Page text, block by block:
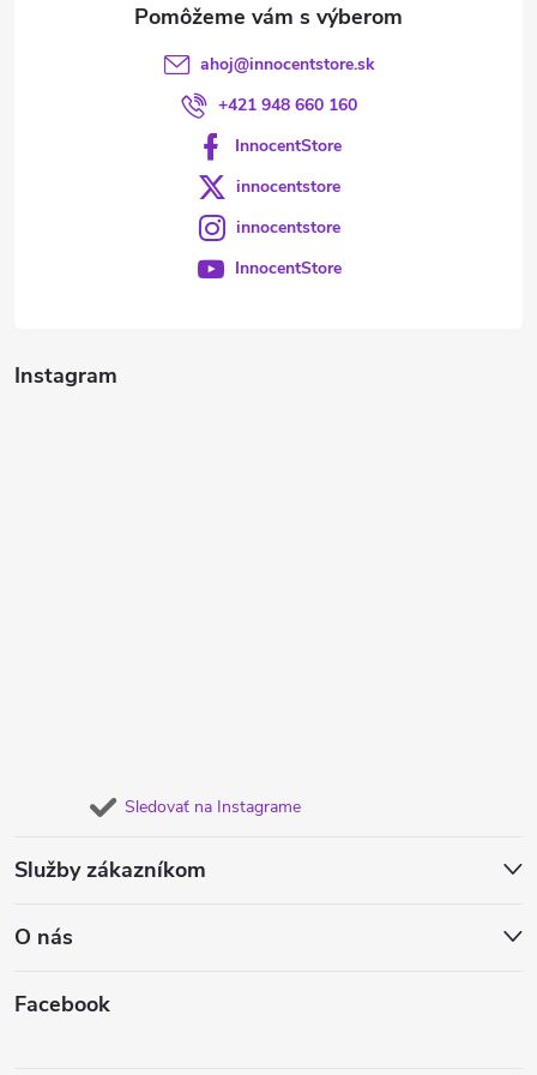
Instagram
Sledovať na Instagrame
Služby zákazníkom
O nás
Facebook
ahoj@innocentstore.sk
+421 948 660 160
InnocentStore
innocentstore
innocentstore
InnocentStore